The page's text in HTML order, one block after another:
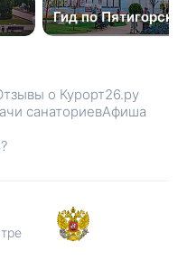
Гид по Пятигорску
о Курорт26.ру
санаториевАфиша